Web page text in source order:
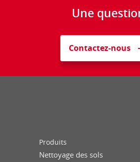
Une
Contactez-nous
Produits
Nettoyage des sols